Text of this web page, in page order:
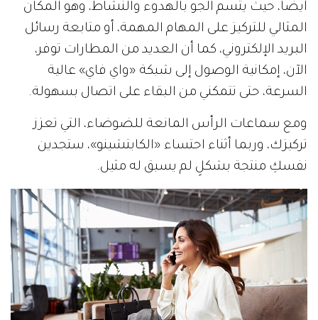
أيضاً، حيث يتسم الجو بالهدوء والنشاط، وهو المكان
المثالي للتركيز على المهام المهمة، أو متابعة رسائل
البريد الإلكتروني، كما أن العديد من المطارات توفر،
الآن، إمكانية الوصول إلى شبكة «واي فاي» عالية
السرعة، حتى تتمكني من البقاء على اتصال بسهولة.
ومع سماعات الرأس المانعة للضوضاء، التي تعزز
تركيزك، وربما أثناء احتساء «الكابتشينو»، ستجدين
نفسكِ منتجة بشكلٍ لم يسبق له مثيل.